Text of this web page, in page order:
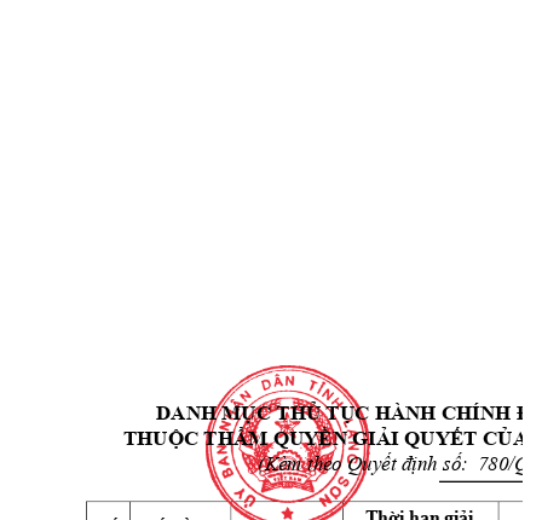
DANH MỤC THỦ TỤC HÀNH CHÍNH
THUỘC THẨM QUYỀN GIẢI QUYẾT CỦA
(Kèm theo Quyết định số:  780/